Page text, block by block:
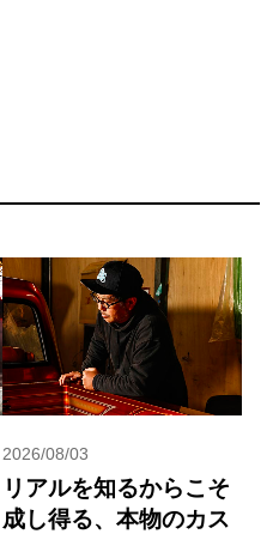
2026/08/03
リアルを知るからこそ
成し得る、本物のカス